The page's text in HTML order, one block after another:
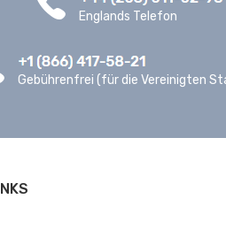
Englands Telefon
Gebührenfrei (für die Vereinigten